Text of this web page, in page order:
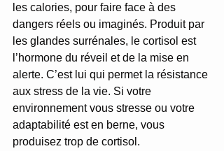
les calories, pour faire face à des
dangers réels ou imaginés. Produit par
les glandes surrénales, le cortisol est
l’hormone du réveil et de la mise en
alerte. C’est lui qui permet la résistance
aux stress de la vie. Si votre
environnement vous stresse ou votre
adaptabilité est en berne, vous
produisez trop de cortisol.